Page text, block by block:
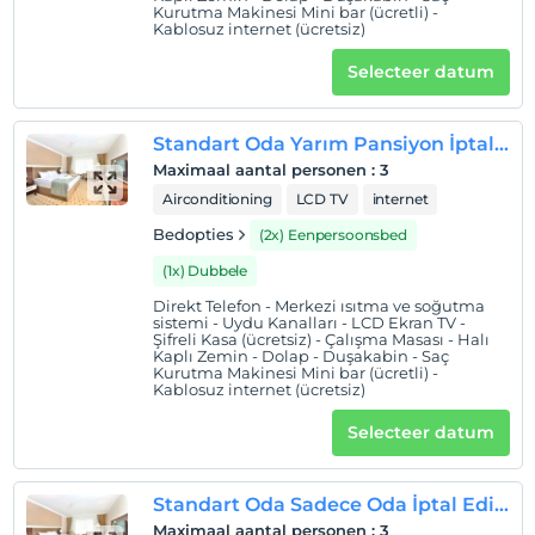
Spa merkezimiz her gün 09:00 - 22:00 saatleri
arasında hizmet vermektedir. Ayrıca, tam donanımlı
ile üyelik avantajlarından
yararlanabilir, sağlıklı yaşam rutininize profesyonel bir
dokunuş katabilirsiniz.Toplam 455 mg/L mineralizasyon
değerine sahip olan termal suyumuz; florürlü (2,34
mg/L), silisyumlu (52,5 mg/L) ve borlu (16,3 mg/L)
içeriğiyle, inflamatuvar romatizmal hastalıkların kronik
dönemlerinden, bel ağrısı ve fibromiyalji gibi yumuşak
tamamlayıcı tedavi unsuru olarak kullanılabilecek
Tesis; Kocaeli şehir merkezine ve Outlet Center'a 11 km,
Kartepe'ye 16 km, Cengiz Topel Havalimanı'na 27 km,
Maşukiye'ye 32 km, Sapanca Gölü'ne 44 km, Yalova'ya 53
km, Sabiha Gökçen Havalimanı'na 85 km, Bursa'ya 118
km, İstanbul Havalimanı'na 160 km mesafede
konumlanıyor.
Kurutma Makinesi Mini bar (ücretli) -
Kablosuz internet (ücretsiz)
Selecteer datum
Standart Oda Yarım Pansiyon İptal Edilebilir
Maximaal aantal personen : 3
Airconditioning LCD TV internet
Bedopties
(2x) Eenpersoonsbed
(1x) Dubbele
Direkt Telefon - Merkezi ısıtma ve soğutma
sistemi - Uydu Kanalları - LCD Ekran TV -
Şifreli Kasa (ücretsiz) - Çalışma Masası - Halı
Kaplı Zemin - Dolap - Duşakabin - Saç
Kurutma Makinesi Mini bar (ücretli) -
Kablosuz internet (ücretsiz)
Selecteer datum
Standart Oda Sadece Oda İptal Edilebilir
Maximaal aantal personen : 3